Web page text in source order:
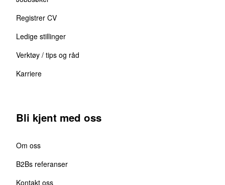
Registrer CV
Ledige stillinger
Verktøy / tips og råd
Karriere
Bli kjent med oss
Om oss
B2Bs referanser
Kontakt oss